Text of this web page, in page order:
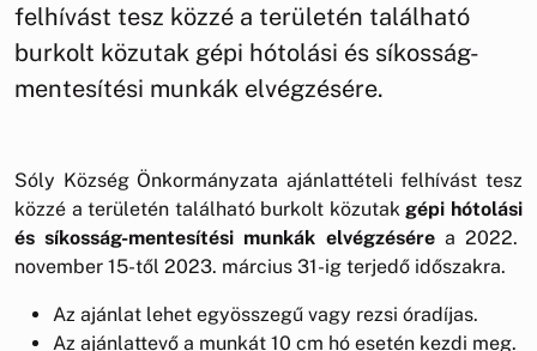
felhívást tesz közzé a területén található
burkolt közutak gépi hótolási és síkosság-
mentesítési munkák elvégzésére.
Sóly Község Önkormányzata ajánlattételi felhívást tesz
közzé a területén található burkolt közutak gépi hótolási
és síkosság-mentesítési munkák elvégzésérea 2022.
november 15-től 2023. március 31-ig terjedő időszakra.
Az ajánlat lehet egyösszegű vagy rezsi óradíjas.
Az ajánlattevő a munkát 10 cm hó esetén kezdi meg.